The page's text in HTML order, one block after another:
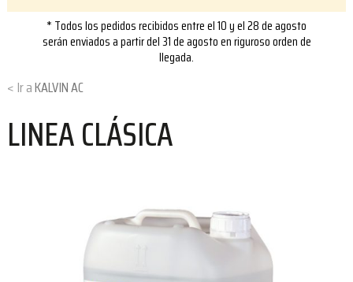
* Todos los pedidos recibidos entre el 10 y el 28 de agosto
serán enviados a partir del 31 de agosto en riguroso orden de
llegada.
KALVIN AC
LINEA CLÁSICA